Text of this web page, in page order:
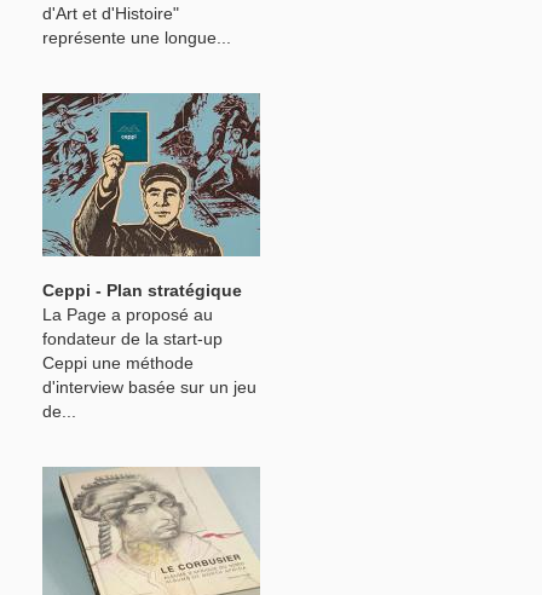
d'Art et d'Histoire"
représente une longue...
Ceppi - Plan stratégique
La Page a proposé au
fondateur de la start-up
Ceppi une méthode
d'interview basée sur un jeu
de...